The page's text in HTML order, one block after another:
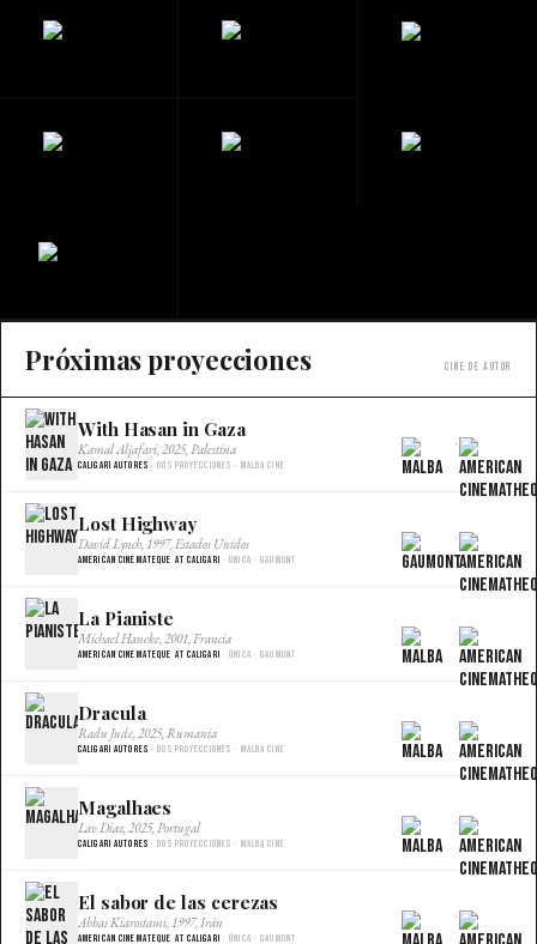
Próximas proyecciones Cine de autor
With Hasan in Gaza
Kamal Aljafari, 2025, Palestina
Caligari Autores · Dos proyecciones · Malba Cine
×
Lost Highway
David Lynch, 1997, Estados Unidos
American Cinemateque at Caligari · Única · Gaumont
×
La Pianiste
Michael Haneke, 2001, Francia
American Cinemateque at Caligari · Única · Gaumont
×
Dracula
Radu Jude, 2025, Rumania
Caligari Autores · Dos proyecciones · Malba Cine
×
Magalhaes
Lav Diaz, 2025, Portugal
Caligari Autores · Dos proyecciones · Malba Cine
×
El sabor de las cerezas
Abbas Kiarostami, 1997, Irán
American Cinemateque at Caligari · Única · Gaumont
×